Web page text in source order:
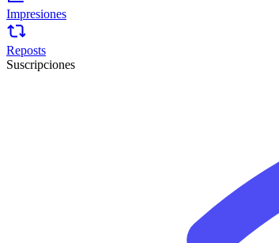
Impresiones
Reposts
Suscripciones